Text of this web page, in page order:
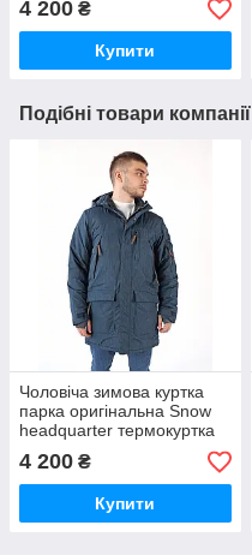
4 200 ₴
Купити
Подібні товари компанії
Чоловіча зимова куртка
парка оригінальна Snow
headquarter термокуртка
зиму
4 200 ₴
Купити